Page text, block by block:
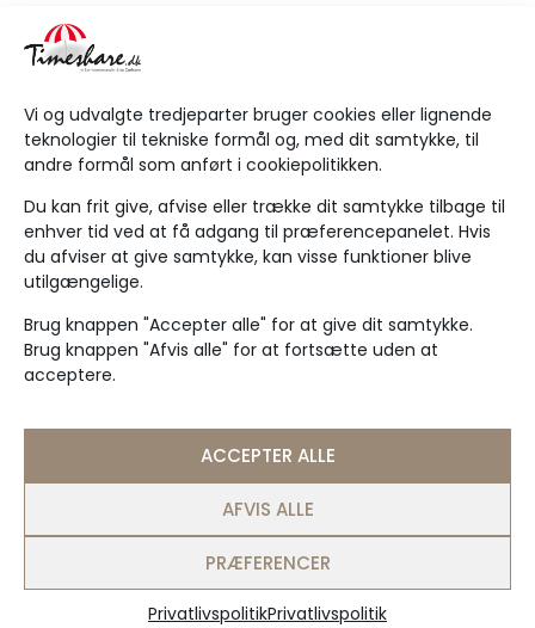
Vi og udvalgte tredjeparter bruger cookies eller lignende
teknologier til tekniske formål og, med dit samtykke, til
andre formål som anført i cookiepolitikken.
Du kan frit give, afvise eller trække dit samtykke tilbage til
enhver tid ved at få adgang til præferencepanelet. Hvis
du afviser at give samtykke, kan visse funktioner blive
utilgængelige.
Brug knappen "Accepter alle" for at give dit samtykke.
Brug knappen "Afvis alle" for at fortsætte uden at
acceptere.
ACCEPTER ALLE
AFVIS ALLE
PRÆFERENCER
PrivatlivspolitikPrivatlivspolitik
Havudsigt: Ja
Årlig ejerafgift: 3.530
Timeshare
+45 20 84 84 35
post@timeshare.dk
Feriesteder
Jeckels Hotel
Østersø Færgegård
RCI
Om Timeshare
Hvem er vi?